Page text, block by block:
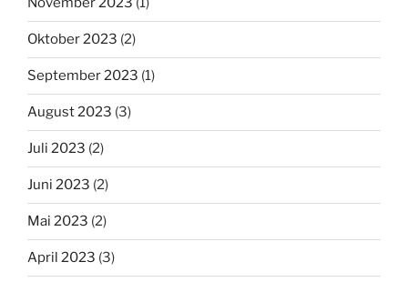
Oktober 2023 (2)
September 2023 (1)
August 2023 (3)
Juli 2023 (2)
Juni 2023 (2)
Mai 2023 (2)
April 2023 (3)